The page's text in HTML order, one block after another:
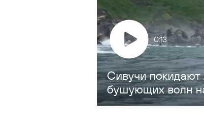
Cивучи
бушующих волн
0:13